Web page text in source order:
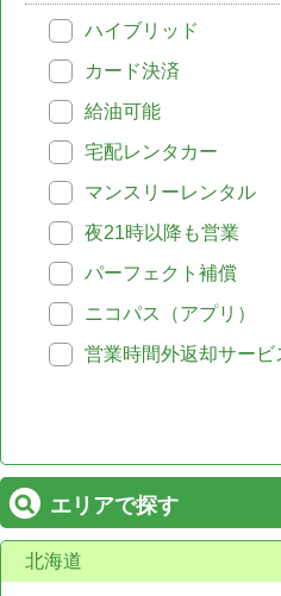
ハイブリッド
カード決済
給油可能
宅配レンタカー
マンスリーレンタル
夜21時以降も営業
パーフェクト補償
ニコパス（アプリ）
営業時間外返却サービ
エリアで探す
北海道